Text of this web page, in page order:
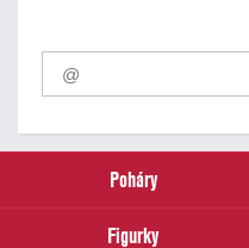
Pro
odběr
našich
email
Poháry
Figurky